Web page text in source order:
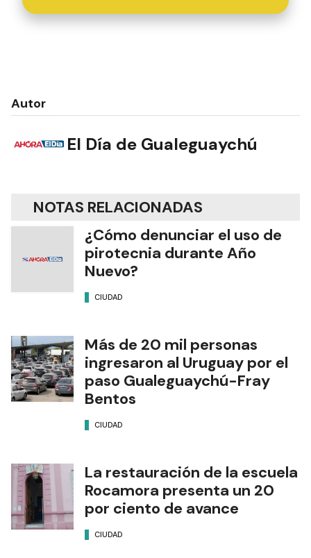
Autor
El Día de Gualeguaychú
NOTAS RELACIONADAS
¿Cómo denunciar el uso de
pirotecnia durante Año
Nuevo?
CIUDAD
Más de 20 mil personas
ingresaron al Uruguay por el
paso Gualeguaychú-Fray
Bentos
CIUDAD
La restauración de la escuela
Rocamora presenta un 20
por ciento de avance
CIUDAD